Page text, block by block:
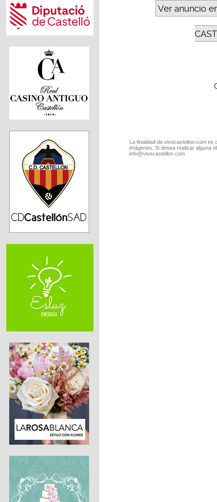
Ver anuncio
La finalidad de vivecastellon.com
imágenes. Si desea realizar alguna
info@vivecastellon.com